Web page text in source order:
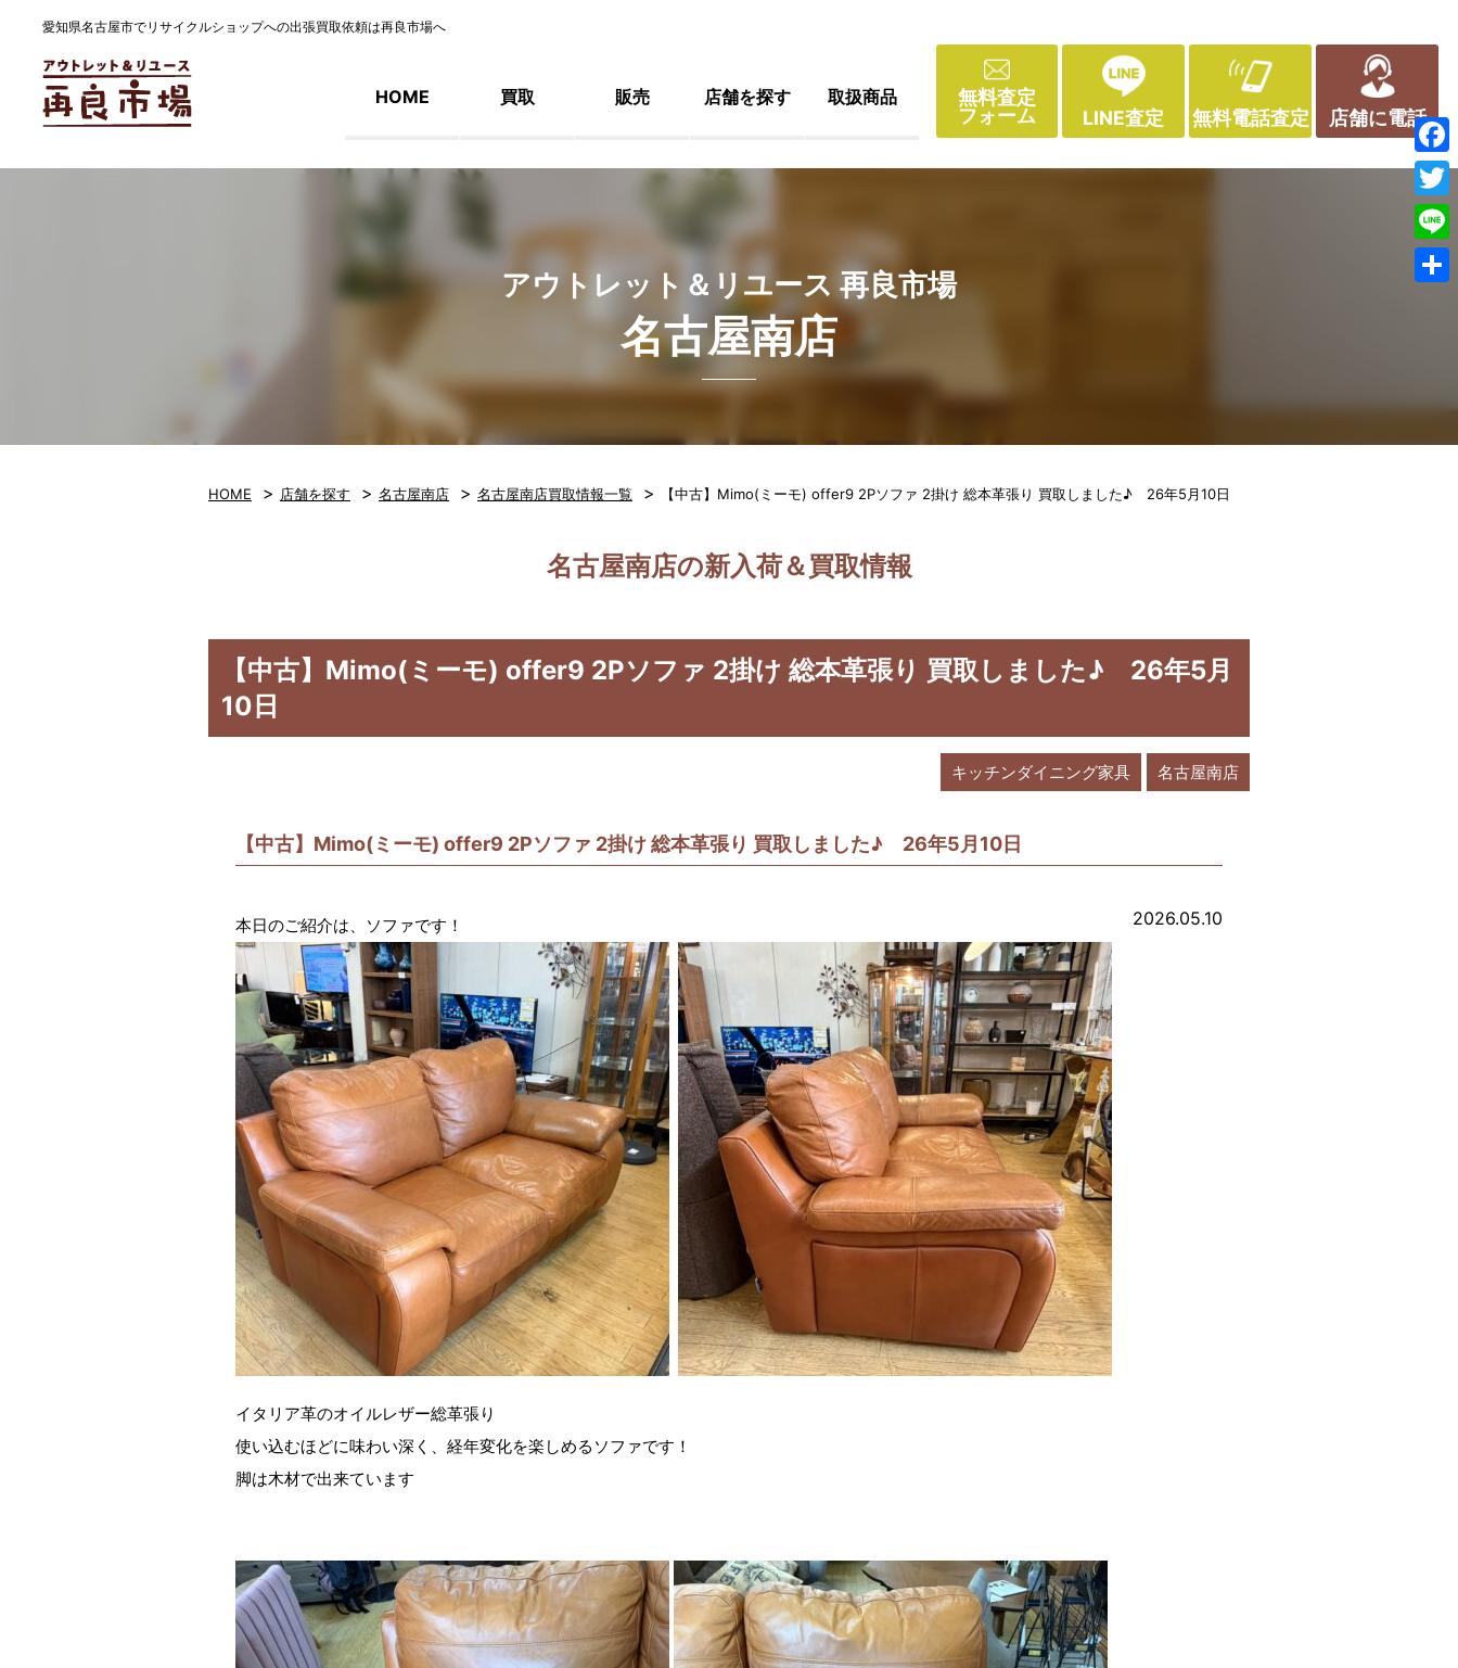
愛知県名古屋市でリサイクルショップへの出張買取依頼は再良市場へ
HOME 買取 販売 店舗を探す 取扱商品
無料査定
フォーム
LINE査定 無料電話査定 店舗に電話
アウトレット＆リユース 再良市場
名古屋南店
HOME > 店舗を探す > 名古屋南店 > 名古屋南店買取情報一覧 > 【中古】Mimo(ミーモ) offer9 2Pソファ 2掛け 総本革張り 買取しました♪ 26年5月10日
名古屋南店の新入荷＆買取情報
【中古】Mimo(ミーモ) offer9 2Pソファ 2掛け 総本革張り 買取しました♪ 26年5月
10日
キッチンダイニング家具 名古屋南店
【中古】Mimo(ミーモ) offer9 2Pソファ 2掛け 総本革張り 買取しました♪ 26年5月10日
2026.05.10
本日のご紹介は、ソファです！
イタリア革のオイルレザー総革張り
使い込むほどに味わい深く、経年変化を楽しめるソファです！
脚は木材で出来ています
Line